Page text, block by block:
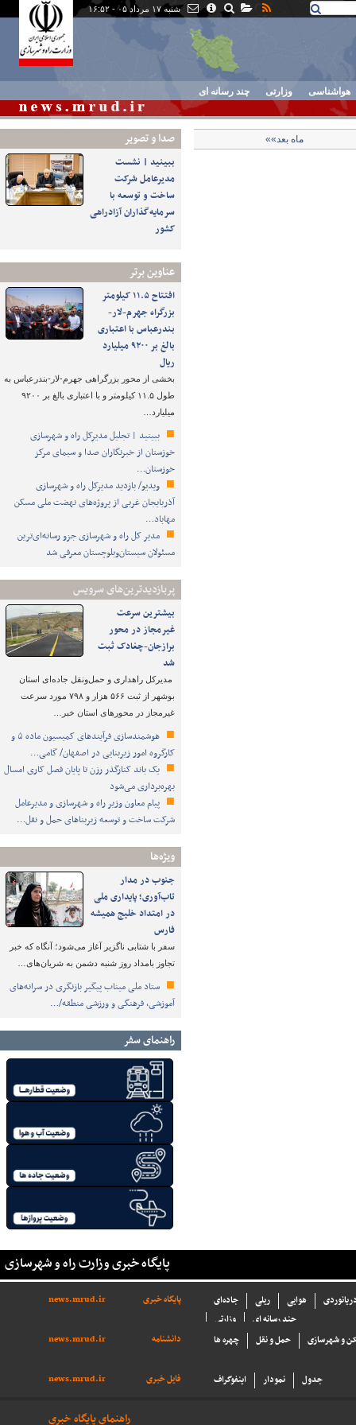
شنبه ۱۷ مرداد ۰۵ - ۱۶:۵۲
هواشناسی وزارتی چند رسانه ای
صدا و تصوير
ببینید | نشست
مدیرعامل شرکت
ساخت و توسعه با
سرمایه‌گذاران آزادراهی
کشور
عناوین برتر
افتتاح ۱۱.۵ کیلومتر
بزرگراه جهرم-لار-
بندرعباس با اعتباری
بالغ بر ۹۲۰۰ میلیارد
ریال
بخشی از محور بزرگراهی جهرم-لار-بندرعباس به
طول ۱۱.۵ کیلومتر و با اعتباری بالغ بر ۹۲۰۰
میلیارد…
ببینید | تجلیل مدیرکل راه و شهرسازی
خوزستان از خبرنگاران صدا و سیمای مرکز
خوزستان…
ویدیو/ بازدید مدیرکل راه و شهرسازی
آذربایجان غربی از پروژه‌های نهضت ملی مسکن
مهاباد…
مدیر کل راه و شهرسازی جزو رسانه‌ای‌ترین
مسئولان سیستان‌وبلوچستان معرفی شد
پربازدیدترین‌های سرویس
بیشترین سرعت
غیرمجاز در محور
برازجان-چغادک ثبت
شد
مدیرکل راهداری و حمل‌ونقل جاده‌ای استان
بوشهر از ثبت ۵۶۶ هزار و ۷۹۸ مورد سرعت
غیرمجاز در محورهای استان خبر…
هوشمندسازی فرآیندهای کمیسیون ماده ۵ و
کارگروه امور زیربنایی در اصفهان/ گامی…
یک باند کنارگذر رزن تا پایان فصل کاری امسال
بهره‌برداری می‌شود
پیام معاون وزیر راه و شهرسازی و مدیرعامل
شرکت ساخت و توسعه زیربناهای حمل و نقل…
ویژه‌ها
جنوب در مدار
تاب‌آوری؛ پایداری ملی
در امتداد خلیج همیشه
فارس
سفر با شتابی ناگزیر آغاز می‌شود؛ آنگاه که خبر
تجاوز بامداد روز شنبه دشمن به شریان‌های…
ستاد ملی میناب پیگیر بازنگری در سرانه‌های
آموزشی، فرهنگی و ورزشی منطقه/…
راهنمای سفر
ماه بعد»»
پایگاه خبری وزارت راه و شهرسازی
پایگاه خبری news.mrud.ir جاده‌ای ریلی هوایی
وزارتی
چند رسانه ای
دانشنامه
news.mrud.ir چهره ها حمل و نقل و شهرسازی
فایل خبری news.mrud.ir اینفوگراف نمودار جدول
راهنمای پایگاه خبری